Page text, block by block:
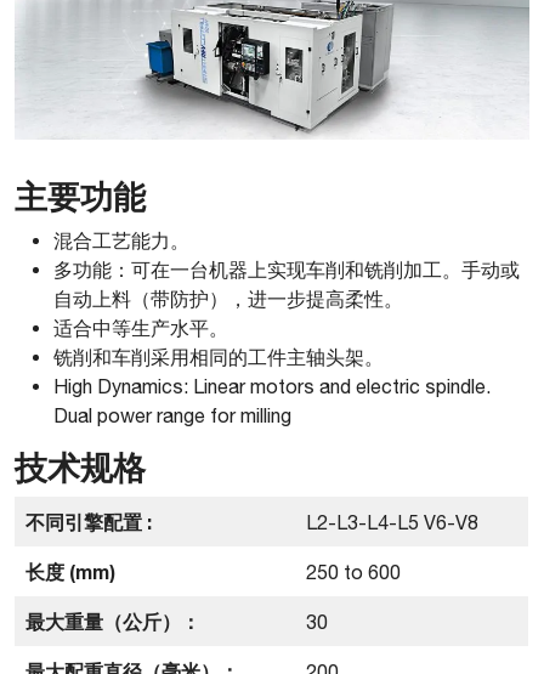
主要功能
混合工艺能力。
多功能：可在一台机器上实现车削和铣削加工。手动或
自动上料（带防护），进一步提高柔性。
适合中等生产水平。
铣削和车削采用相同的工件主轴头架。
High Dynamics: Linear motors and electric spindle.
Dual power range for milling
技术规格
不同引擎配置 : L2-L3-L4-L5 V6-V8
长度 (mm) 250 to 600
最大重量（公斤）： 30